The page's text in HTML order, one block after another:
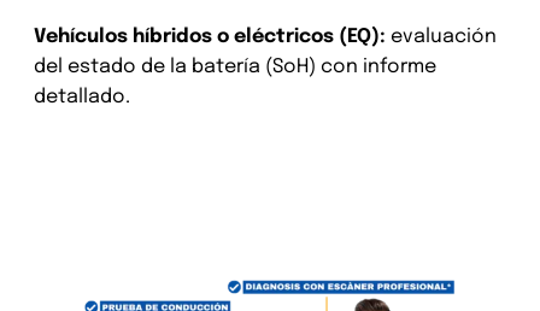
Vehículos híbridos o eléctricos (EQ): evaluación
del estado de la batería (SoH) con informe
detallado.